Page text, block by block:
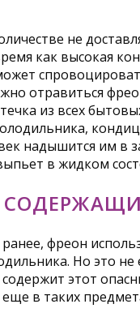
не
как высокая
отравиться
из всех
надышится им в
в жидком
фреон
Но это не
этот
в таких